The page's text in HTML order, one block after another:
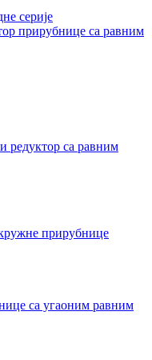
серије
прирубнице са равним
редуктор са равним
прирубнице
са угаоним равним